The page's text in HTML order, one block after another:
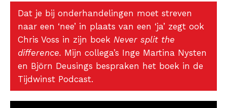
Dat je bij onderhandelingen moet streven
naar een ‘nee’ in plaats van een ‘ja’ zegt ook
Chris Voss in zijn boek Never split the
difference. Mijn collega’s Inge Martina Nysten
en Björn Deusings bespraken het boek in de
Tijdwinst Podcast.